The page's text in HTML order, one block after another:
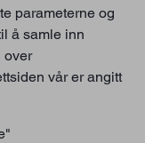
parameterne og
å samle inn
over
vår er angitt